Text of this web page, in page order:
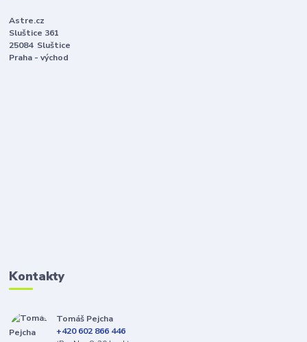
Astre.cz
Sluštice 361
25084 Sluštice
Praha - východ
Kontakty
Tomáš Pejcha
+420 602 866 446